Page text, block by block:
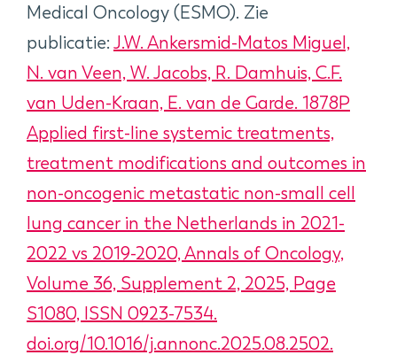
Medical Oncology (ESMO). Zie
publicatie: J.W. Ankersmid-Matos Miguel,
N. van Veen, W. Jacobs, R. Damhuis, C.F.
van Uden-Kraan, E. van de Garde. 1878P
Applied first-line systemic treatments,
treatment modifications and outcomes in
non-oncogenic metastatic non-small cell
lung cancer in the Netherlands in 2021-
2022 vs 2019-2020, Annals of Oncology,
Volume 36, Supplement 2, 2025, Page
S1080, ISSN 0923-7534.
doi.org/10.1016/j.annonc.2025.08.2502.